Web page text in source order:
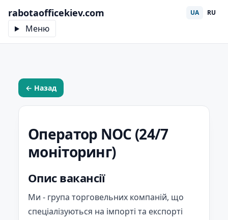
rabotaofficekiev.com
Меню
UA RU
← Назад
Оператор NOC (24/7
моніторинг)
Опис вакансії
Ми - група торговельних компаній, що
спеціалізуються на імпорті та експорті